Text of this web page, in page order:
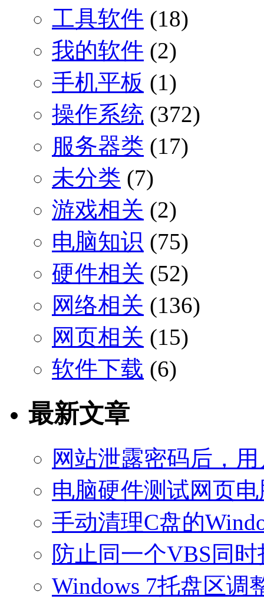
工具软件 (18)
我的软件 (2)
手机平板 (1)
操作系统 (372)
服务器类 (17)
未分类 (7)
游戏相关 (2)
电脑知识 (75)
硬件相关 (52)
网络相关 (136)
网页相关 (15)
软件下载 (6)
最新文章
网站泄露密码后，
电脑硬件测试网页
手动清理C盘的
防止同一个VBS同
Windows 7托盘区调